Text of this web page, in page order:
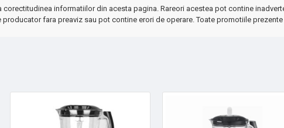
de zgomot
anti-alunecare
informatiilor din acesta pagina. Rareori acestea pot contine
fara preaviz sau pot contine erori de operare. Toate promotiile